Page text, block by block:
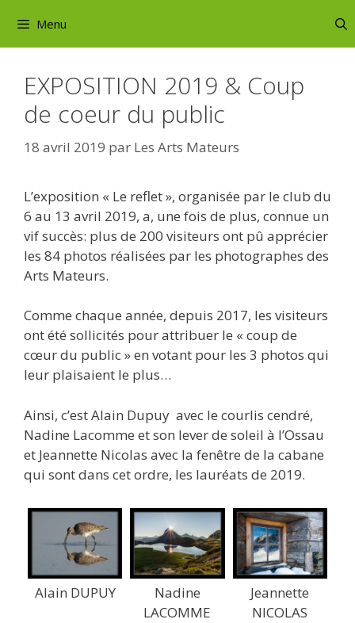
contenu
Menu
EXPOSITION 2019 & Coup
de coeur du public
18 avril 2019 par Les Arts Mateurs
L’exposition « Le reflet », organisée par le club du
6 au 13 avril 2019, a, une fois de plus, connue un
vif succès: plus de 200 visiteurs ont pû apprécier
les 84 photos réalisées par les photographes des
Arts Mateurs.
Comme chaque année, depuis 2017, les visiteurs
ont été sollicités pour attribuer le « coup de
cœur du public » en votant pour les 3 photos qui
leur plaisaient le plus…
Ainsi, c’est Alain Dupuy avec le courlis cendré,
Nadine Lacomme et son lever de soleil à l’Ossau
et Jeannette Nicolas avec la fenêtre de la cabane
qui sont dans cet ordre, les lauréats de 2019.
Alain DUPUY
Nadine
LACOMME
Jeannette
NICOLAS